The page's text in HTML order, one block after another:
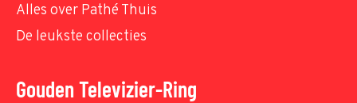
Alles over Pathé Thuis
De leukste collecties
Gouden Televizier-Ring